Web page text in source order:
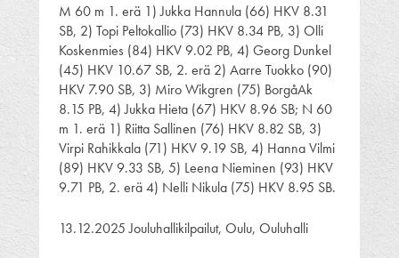
M 60 m 1. erä 1) Jukka Hannula (66) HKV 8.31
SB, 2) Topi Peltokallio (73) HKV 8.34 PB, 3) Olli
Koskenmies (84) HKV 9.02 PB, 4) Georg Dunkel
(45) HKV 10.67 SB, 2. erä 2) Aarre Tuokko (90)
HKV 7.90 SB, 3) Miro Wikgren (75) BorgåAk
8.15 PB, 4) Jukka Hieta (67) HKV 8.96 SB; N 60
m 1. erä 1) Riitta Sallinen (76) HKV 8.82 SB, 3)
Virpi Rahikkala (71) HKV 9.19 SB, 4) Hanna Vilmi
(89) HKV 9.33 SB, 5) Leena Nieminen (93) HKV
9.71 PB, 2. erä 4) Nelli Nikula (75) HKV 8.95 SB.
13.12.2025 Jouluhallikilpailut, Oulu, Ouluhalli